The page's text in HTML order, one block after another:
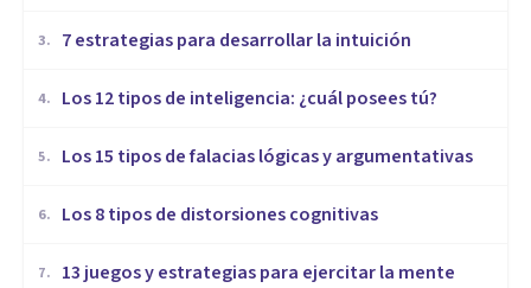
3. 7 estrategias para desarrollar la intuición
4. Los 12 tipos de inteligencia: ¿cuál posees tú?
5. Los 15 tipos de falacias lógicas y argumentativas
6. Los 8 tipos de distorsiones cognitivas
7. 13 juegos y estrategias para ejercitar la mente